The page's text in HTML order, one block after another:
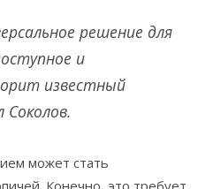
решение для
и
известный
может стать